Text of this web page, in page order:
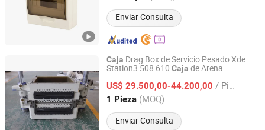
Enviar Consulta
Caja Drag Box de Servicio Pesado Xde
Station3 508 610 Caja de Arena
US$ 29.500,00-44.200,00 / Pieza
1 Pieza (MOQ)
Enviar Consulta
Weihai Xindonger Intelligent Equipment Co., Ltd
Shandong, China Desde 2026